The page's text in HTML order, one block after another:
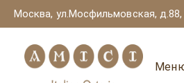
Москва, ул.Мосфильмовская, д.88,